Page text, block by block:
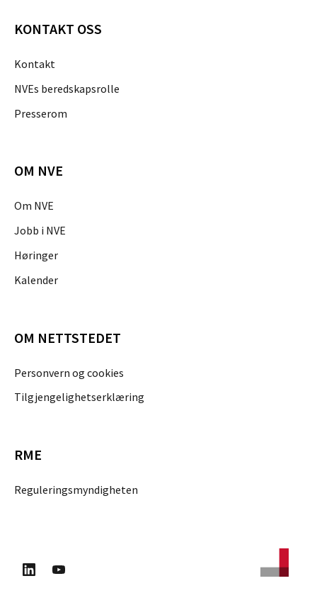
KONTAKT OSS
Kontakt
NVEs beredskapsrolle
Presserom
OM NVE
Om NVE
Jobb i NVE
Høringer
Kalender
OM NETTSTEDET
Personvern og cookies
Tilgjengelighetserklæring
RME
Reguleringsmyndigheten